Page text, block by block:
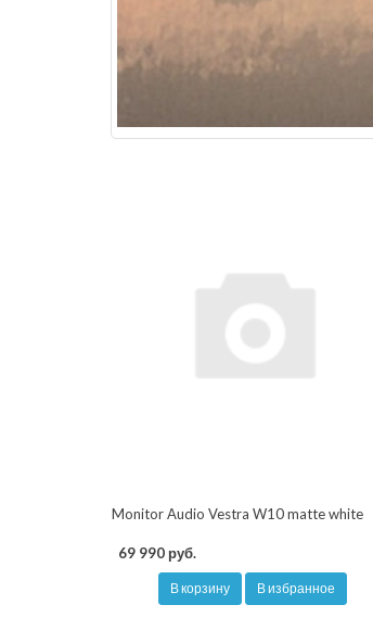
Monitor Audio Vestra W10 matte white
69 990 руб.
В корзину В избранное